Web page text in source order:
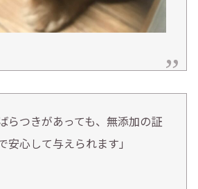
らつきがあっても、無添加の証
安心して与えられます」